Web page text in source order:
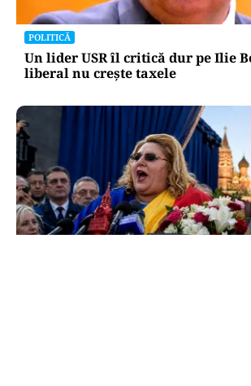
POLITICĂ
Un lider USR îl critică dur pe Ilie
liberal nu crește taxele